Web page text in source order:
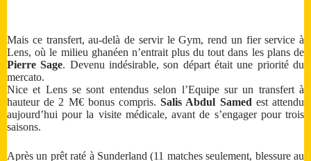
Mais ce transfert, au-delà de servir le Gym, rend un fier service à
Lens, où le milieu ghanéen n’entrait plus du tout dans les plans de
Pierre Sage. Devenu indésirable, son départ était une priorité du
mercato.
Nice et Lens se sont entendus selon l’Equipe sur un transfert à
hauteur de 2 M€ bonus compris.Salis Abdul Samed est attendu
aujourd’hui pour la visite médicale, avant de s’engager pour trois
saisons.
Après un prêt raté à Sunderland (11 matches seulement, blessure au